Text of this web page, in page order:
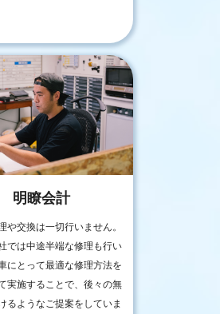
明瞭会計
や交換は一切行いません。
では中途半端な修理も行い
にとって最適な修理方法を
実施することで、後々の無
るようなご提案をしていま